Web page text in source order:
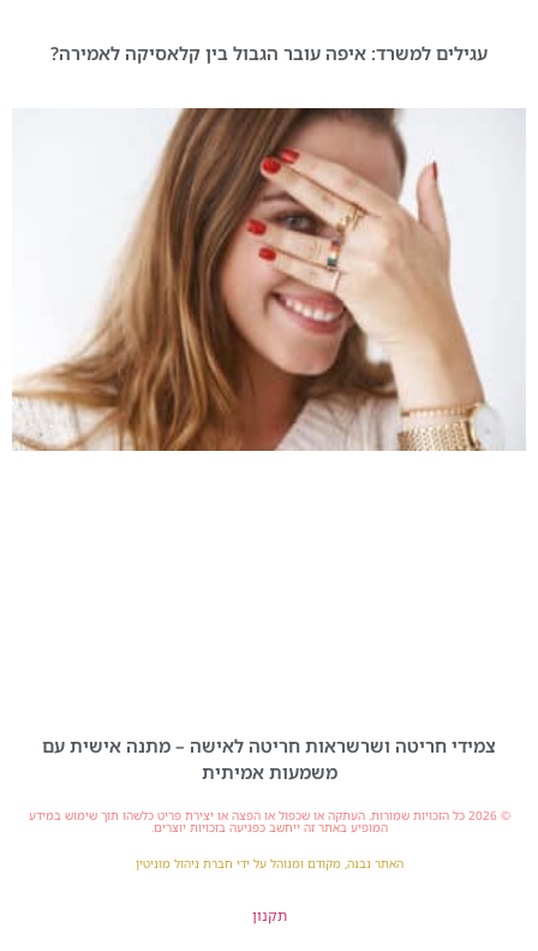
עגילים למשרד: איפה עובר הגבול בין קלאסיקה לאמירה?
צמידי חריטה ושרשראות חריטה לאישה – מתנה אישית עם
משמעות אמיתית
© 2026 כל הזכויות שמורות. העתקה או שכפול או הפצה או יצירת פריט כלשהו תוך שימוש במידע
המופיע באתר זה ייחשב כפגיעה בזכויות יוצרים.
האתר נבנה, מקודם ומנוהל על ידי חברת ניהול מוניטין
תקנון